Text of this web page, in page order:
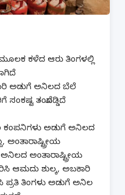
ಕಳೆದ ಆರು ತಿಂಗಳಲ್ಲಿ
ಅಡುಗೆ ಅನಿಲದ ಬೆಲೆ
ಸಂಕಷ್ಟ ತಂದೊಡ್ಡಿದೆ.
ಕಂಪನಿಗಳು ಅಡುಗೆ ಅನಿಲದ
ಅಂತಾರಾಷ್ಟ್ರೀಯ
ಅಂತಾರಾಷ್ಟ್ರೀಯ
ಆಮದು ಶುಲ್ಕ, ಅಬಕಾರಿ
ತಿಂಗಳು ಅಡುಗೆ ಅನಿಲ